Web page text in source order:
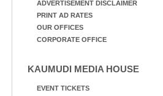
ADVERTISEMENT DISCLAIMER
PRINT AD RATES
OUR OFFICES
CORPORATE OFFICE
KAUMUDI MEDIA HOUSE
EVENT TICKETS